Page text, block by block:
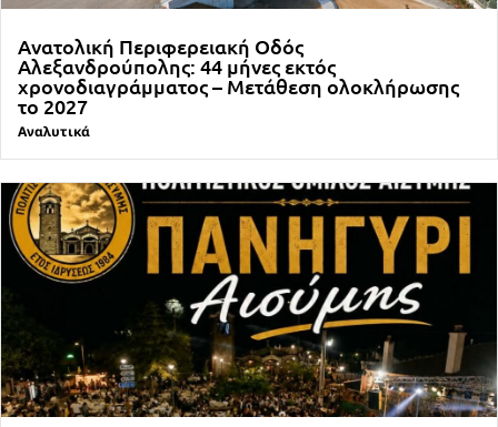
Ανατολική Περιφερειακή Οδός
Αλεξανδρούπολης: 44 μήνες εκτός
χρονοδιαγράμματος – Μετάθεση ολοκλήρωσης
το 2027
Αναλυτικά